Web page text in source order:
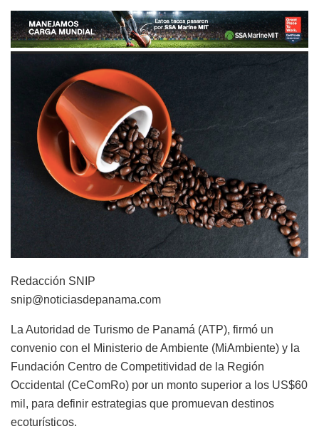
Redacción SNIP
snip@noticiasdepanama.com
La Autoridad de Turismo de Panamá (ATP), firmó un
convenio con el Ministerio de Ambiente (MiAmbiente) y la
Fundación Centro de Competitividad de la Región
Occidental (CeComRo) por un monto superior a los US$60
mil, para definir estrategias que promuevan destinos
ecoturísticos.